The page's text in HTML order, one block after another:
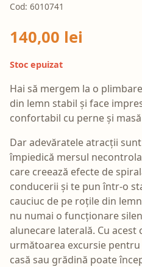
Cod: 6010741
140,00 lei
Stoc epuizat
Hai să mergem la o
din lemn stabil și face
confortabil cu perne și
Dar adevăratele atracții
împiedică mersul
care creează efecte de
conducerii și te pun într-o
cauciuc de pe roțile din
nu numai o funcționare
alunecare laterală. Cu
următoarea excursie
casă sau grădină poate